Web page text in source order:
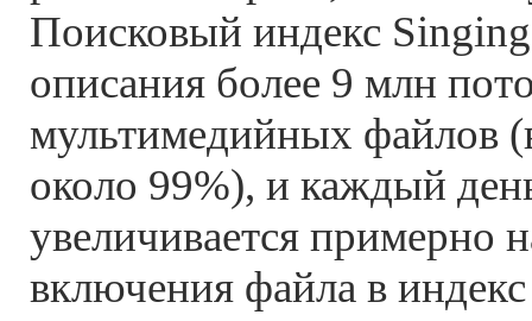
Поисковый индекс
описания более 9 млн
мультимедийных файлов
около 99%), и каждый
увеличивается примерно
включения файла в индекс